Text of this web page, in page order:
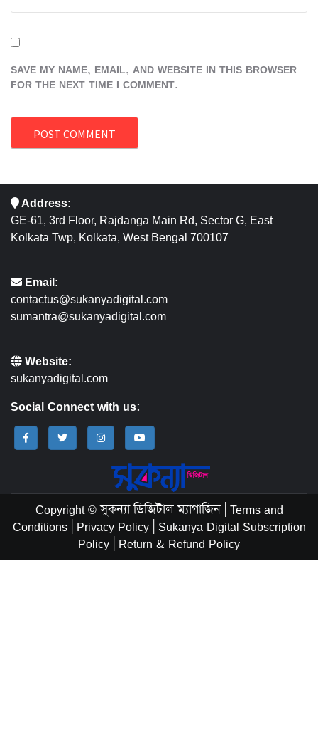
SAVE MY NAME, EMAIL, AND WEBSITE IN THIS BROWSER
FOR THE NEXT TIME I COMMENT.
Address:
GE-61, 3rd Floor, Rajdanga Main Rd, Sector G, East
Kolkata Twp, Kolkata, West Bengal 700107
Email:
contactus@sukanyadigital.com
sumantra@sukanyadigital.com
Website:
sukanyadigital.com
Social Connect with us:
Copyright © সুকন্যা ডিজিটাল ম্যাগাজিন Terms and
Conditions
Privacy Policy
Sukanya Digital Subscription
Policy Return & Refund Policy